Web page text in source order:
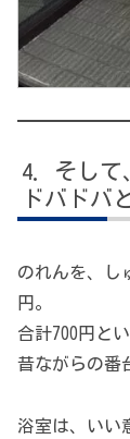
そして
ドバドバ
のれんを、し
円。
合計700円と
昔ながらの番
浴室は、いい